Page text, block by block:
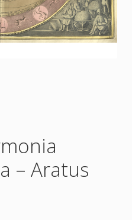
– Aratus